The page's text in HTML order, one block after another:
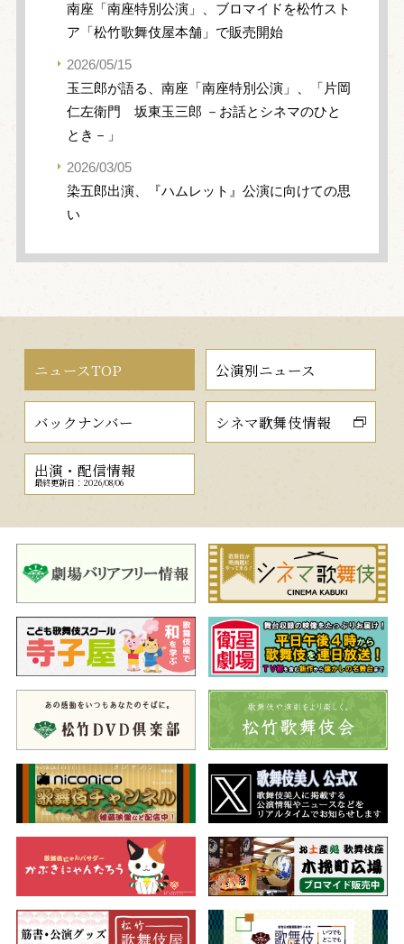
南座「南座特別公演」、ブロマイドを松竹スト
ア「松竹歌舞伎屋本舗」で販売開始
2026/05/15
玉三郎が語る、南座「南座特別公演」、「片岡
仁左衛門 坂東玉三郎 －お話とシネマのひと
とき－」
2026/03/05
染五郎出演、『ハムレット』公演に向けての思
い
ニュースTOP 公演別ニュース
バックナンバー シネマ歌舞伎情報
出演・配信情報
最終更新日：2026/08/06